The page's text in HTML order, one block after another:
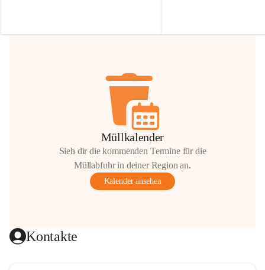
Hilfsbereitschaft!
Müllkalender
Sieh dir die kommenden Termine für die
Müllabfuhr in deiner Region an.
Kalender ansehen
Kontakte